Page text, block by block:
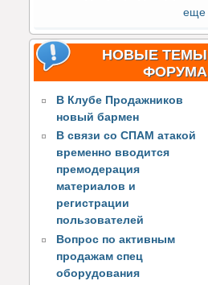
еще
НОВЫЕ ТЕМЫ
ФОРУМА
В Клубе Продажников
новый бармен
В связи со СПАМ атакой
временно вводится
премодерация
материалов и
регистрации
пользователей
Вопрос по активным
продажам спец
оборудования